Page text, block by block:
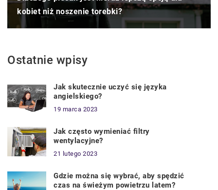
kobiet niż noszenie torebki?
Ostatnie wpisy
Jak skutecznie uczyć się języka
angielskiego?
19 marca 2023
Jak często wymieniać filtry
wentylacyjne?
21 lutego 2023
Gdzie można się wybrać, aby spędzić
czas na świeżym powietrzu latem?